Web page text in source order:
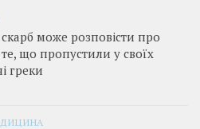
може розповісти про
те, що пропустили у своїх
греки